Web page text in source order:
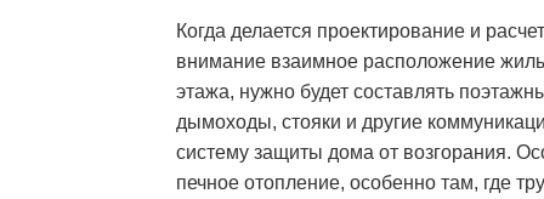
Когда делается проектирование и
внимание взаимное расположение
этажа, нужно будет составлять
дымоходы, стояки и другие
систему защиты дома от возгорания.
печное отопление, особенно там, где